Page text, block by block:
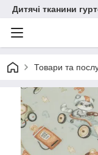
Дитячі тканини
Товари та